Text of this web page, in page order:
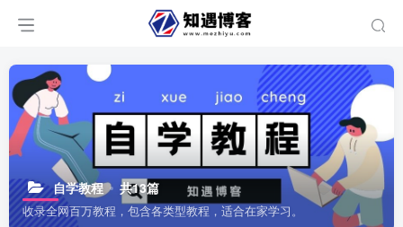
自学教程 共13篇
收录全网百万教程，包含各类型教程，适合在家学习。